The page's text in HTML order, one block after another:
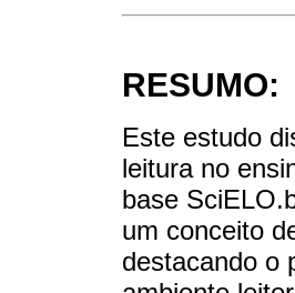
RESUMO:
Este estudo
leitura no
base
um conceito
destacando o